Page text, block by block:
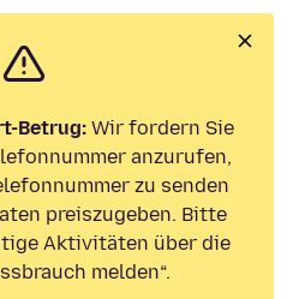
Betrug: Wir fordern Sie
anzurufen,
zu senden
preiszugeben. Bitte
Aktivitäten über die
melden“.